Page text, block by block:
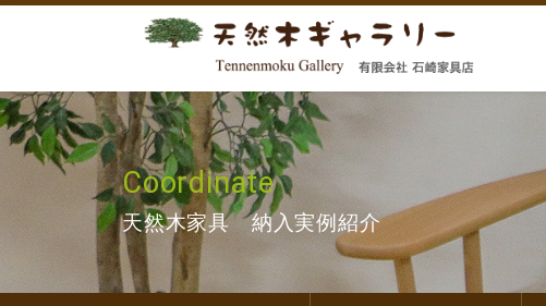
Coordinate
天然木家具 納入実例紹介